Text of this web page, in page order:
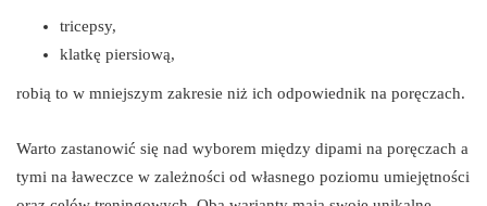
tricepsy,
klatkę piersiową,
robią to w mniejszym zakresie niż ich odpowiednik na poręczach.
Warto zastanowić się nad wyborem między dipami na poręczach a
tymi na ławeczce w zależności od własnego poziomu umiejętności